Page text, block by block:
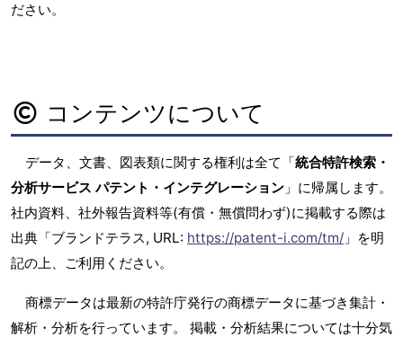
ださい。
コンテンツについて
データ、文書、図表類に関する権利は全て「統合特許検索・
分析サービス パテント・インテグレーション 」に帰属します。
社内資料、社外報告資料等(有償・無償問わず)に掲載する際は
出典「ブランドテラス, URL: https://patent-i.com/tm/ 」を明
記の上、ご利用ください。
商標データは最新の特許庁発行の商標データに基づき集計・
解析・分析を行っています。 掲載・分析結果については十分気